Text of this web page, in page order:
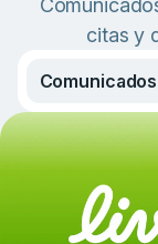
citas y
Comunicados